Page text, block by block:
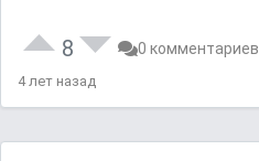
8 0 комментариев
4 лет назад